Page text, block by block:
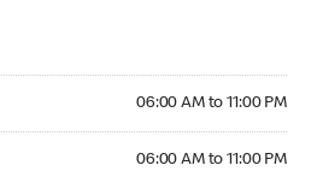
06:00 AM to 11:00 PM
06:00 AM to 11:00 PM